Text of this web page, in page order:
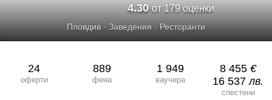
4.30от 179 оценки
Пловдив· Заведения · Ресторанти
24
оферти
889
фена
1 949
ваучера
8 455 €
16 537лв.
спестени